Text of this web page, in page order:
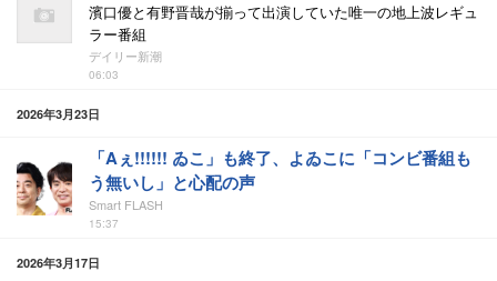
濱口優と有野晋哉が揃って出演していた唯一の地上波レギュ
ラー番組
デイリー新潮
06:03
2026年3月23日
「Aぇ!!!!!! ゐこ」も終了、よゐこに「コンビ番組も
う無いし」と心配の声
Smart FLASH
15:37
2026年3月17日